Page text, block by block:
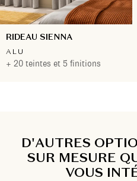
RIDEAU SIENNA
ALU
+ 20 teintes et 5 finitions
D'AUTRES
SUR MESURE
VOUS